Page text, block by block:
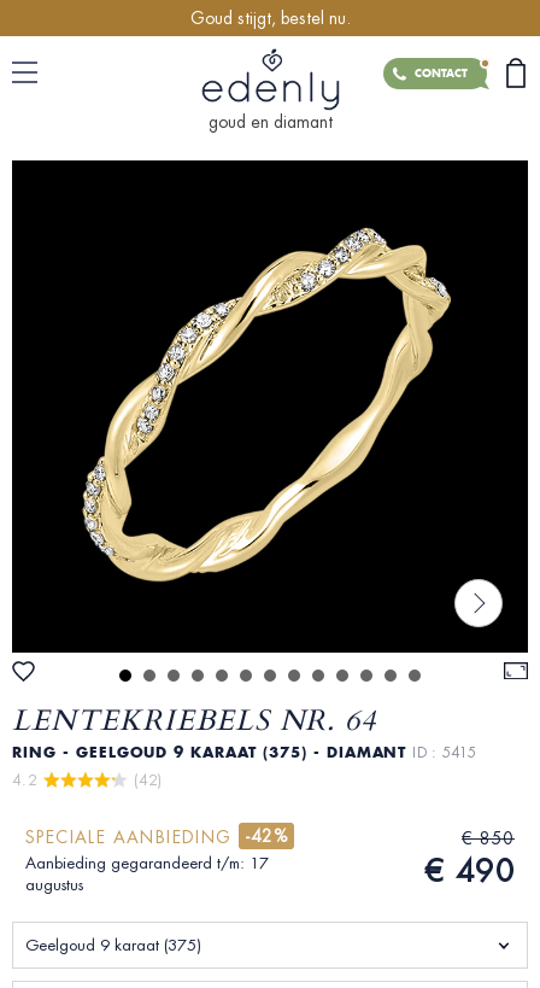
Goud stijgt, bestel nu.
CONTACT
goud en diamant
LENTEKRIEBELS NR. 64
RING - GEELGOUD 9 KARAAT (375) - DIAMANT ID : 5415
4.2
(42)
SPECIALE AANBIEDING -42%
Aanbieding gegarandeerd t/m: 17
augustus
€ 850
€ 490
Geelgoud 9 karaat (375)